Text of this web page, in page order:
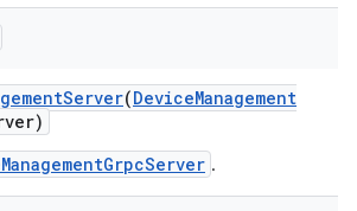
Server(DeviceManagement
.